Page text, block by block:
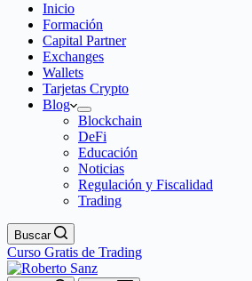
Inicio
Formación
Capital Partner
Exchanges
Wallets
Tarjetas Crypto
Blog
Blockchain
DeFi
Educación
Noticias
Regulación y Fiscalidad
Trading
Buscar
Curso Gratis de Trading